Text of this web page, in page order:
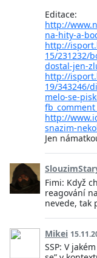
Editace:
http://
na-hity-a-
http://
15/231232/
dostal-jen-
http://
19/343246/
melo-se-
http://
snazim-
Jen
Fimi: Když
reagování
nevede, tak
Mikei
SSP: V